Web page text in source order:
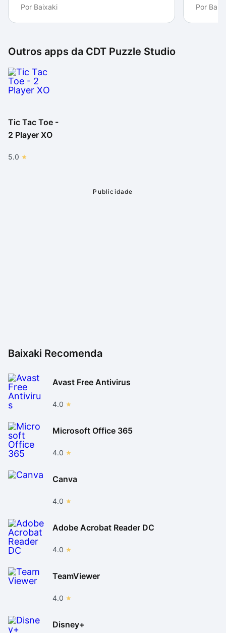
Por Baixaki Por
Outros apps da CDT Puzzle Studio
Tic Tac Toe -
2 Player XO
5.0
Baixaki Recomenda
Avast Free Antivirus
4.0
Microsoft Office 365
4.0
Canva
4.0
Adobe Acrobat Reader DC
4.0
TeamViewer
4.0
Disney+